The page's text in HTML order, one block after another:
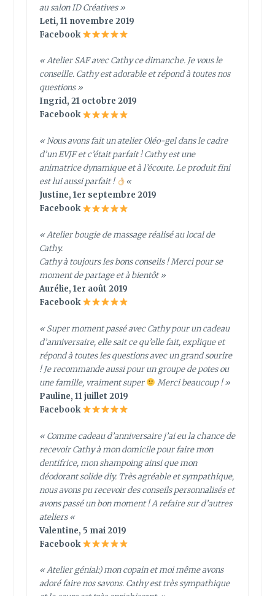
au salon ID Créatives »
Leti, 11 novembre 2019
Facebook
« Atelier SAF avec Cathy ce dimanche. Je vous le
conseille. Cathy est adorable et répond à toutes nos
questions »
Ingrid, 21 octobre 2019
Facebook
« Nous avons fait un atelier Oléo-gel dans le cadre
d’un EVJF et c’était parfait ! Cathy est une
animatrice dynamique et à l’écoute. Le produit fini
est lui aussi parfait !
«
Justine, 1er septembre 2019
Facebook
« Atelier bougie de massage réalisé au local de
Cathy.
Cathy à toujours les bons conseils ! Merci pour se
moment de partage et à bientôt »
Aurélie, 1er août 2019
Facebook
« Super moment passé avec Cathy pour un cadeau
d’anniversaire, elle sait ce qu’elle fait, explique et
répond à toutes les questions avec un grand sourire
! Je recommande aussi pour un groupe de potes ou
une famille, vraiment super
Merci beaucoup ! »
Pauline, 11 juillet 2019
Facebook
« Comme cadeau d’anniversaire j’ai eu la chance de
recevoir Cathy à mon domicile pour faire mon
dentifrice, mon shampoing ainsi que mon
déodorant solide diy. Très agréable et sympathique,
nous avons pu recevoir des conseils personnalisés et
avons passé un bon moment ! A refaire sur d’autres
ateliers«
Valentine, 5 mai 2019
Facebook
« Atelier génial:) mon copain et moi même avons
adoré faire nos savons. Cathy est très sympathique